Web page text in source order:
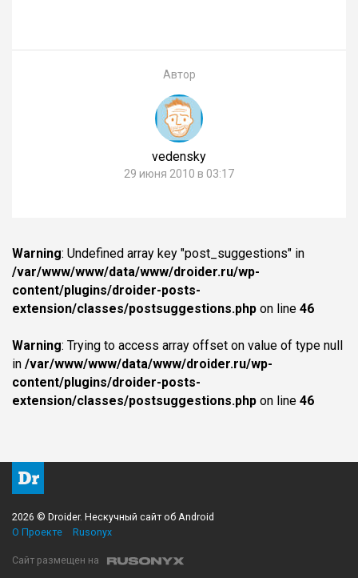
Автор
vedensky
29 июня 2010 в 03:17
Warning: Undefined array key "post_suggestions" in
/var/www/www/data/www/droider.ru/wp-
content/plugins/droider-posts-
extension/classes/postsuggestions.php on line 46
Warning: Trying to access array offset on value of type null
in /var/www/www/data/www/droider.ru/wp-
content/plugins/droider-posts-
extension/classes/postsuggestions.php on line 46
2026 © Droider. Нескучный сайт об Android
О Проекте
Rusonyx
Сайт размещен на